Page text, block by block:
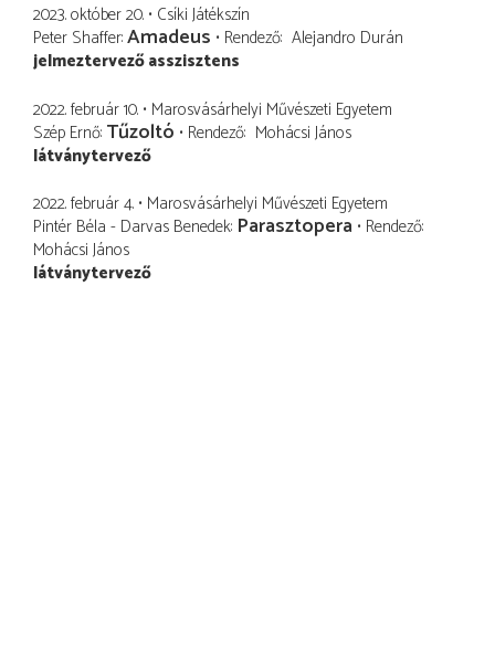
2023. október 20. Csíki Játékszín
Peter Shaffer Amadeus Rendező Alejandro Durán
jelmeztervező asszisztens
2022. február 10. Marosvásárhelyi Művészeti Egyetem
Szép Ernő Tűzoltó Rendező Mohácsi János
látványtervező
2022. február 4. Marosvásárhelyi Művészeti Egyetem
Pintér Béla - Darvas Benedek Parasztopera Rendező
Mohácsi János
látványtervező